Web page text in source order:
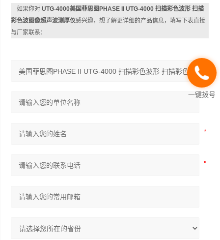
如果你对UTG-4000美国菲思图PHASE II UTG-4000 扫描彩色波形 扫描
彩色波图像超声波测厚仪感兴趣，想了解更详细的产品信息，填写下表直接
与厂家联系：
一键拨号